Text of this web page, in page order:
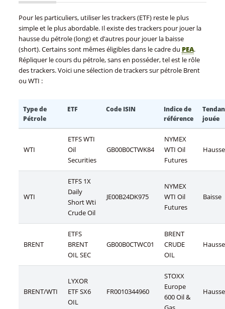
Pour les particuliers, utiliser les trackers (ETF) reste le plus
simple et le plus abordable. Il existe des trackers pour jouer la
hausse du pétrole (long) et d’autres pour jouer la baisse
(short). Certains sont mêmes éligibles dans le cadre du PEA.
Répliquer le cours du pétrole, sans en posséder, tel est le rôle
des trackers. Voici une sélection de trackers sur pétrole Brent
ou WTI :
Type de
Pétrole
ETF Code ISIN
Indice de
référence
jouée
WTI
ETFS WTI
Oil
Securities
GB00B0CTWK84
NYMEX
WTI Oil
Futures
Hausse
WTI
ETFS 1X
Daily
Short Wti
Crude Oil
JE00B24DK975
NYMEX
WTI Oil
Futures
Baisse
BRENT
ETFS
BRENT
OIL SEC
GB00B0CTWC01
BRENT
CRUDE
OIL
Hausse
BRENT/WTI
LYXOR
ETF SX6
OIL
FR0010344960
STOXX
Europe
600 Oil &
Hausse